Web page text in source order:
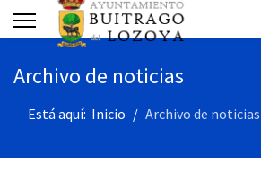
Archivo de noticias
Está aquí: Inicio Archivo de noticias